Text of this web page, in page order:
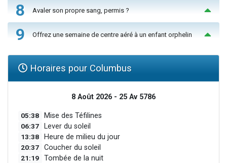
8 Avaler son propre sang, permis ?
9 Offrez une semaine de centre aéré à un enfant orphelin
Horaires pour Columbus
8 Août 2026 - 25 Av 5786
05:38 Mise des Téfilines
06:37 Lever du soleil
13:38 Heure de milieu du jour
20:37 Coucher du soleil
21:19 Tombée de la nuit